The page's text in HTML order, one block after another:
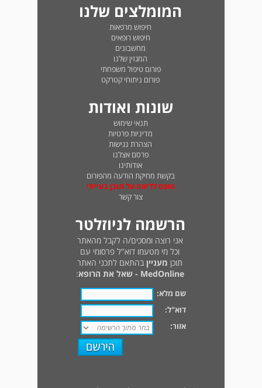
המומלצים שלנו
חיפוש מרפאות
חיפוש רופאים
מחשבונים
המגזין שלנו
פורום טיפול משפחתי
פורום ניתוחי קטרקט
שונות ואודות
תנאי שימוש
מדיניות פרטיות
הצהרת נגישות
פרסם אצלנו
אודותינו
בקשת מחיקת הודעה מהפורום
טופס לדיווח על תוכן בעייתי
צור קשר
הרשמה לניוזלטר
אני רוצה ומסכים/ה לקבל מהאתר
וכל מי מטעמו דוא"ל פרסומי עם
תוכן מעניין בהתאם לתכני האתר
MedOnline - שאל את הרופא
:
שם מלא:
דוא"ל:
אזור: